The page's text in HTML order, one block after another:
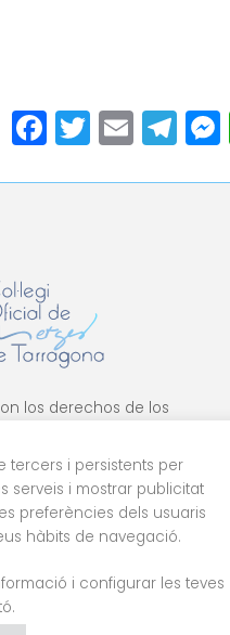
Facebook
Twitter
Email
los derechos de los
tercers i persistents per
serveis i mostrar publicitat
preferències dels usuaris
hàbits de navegació.
i configurar les teves